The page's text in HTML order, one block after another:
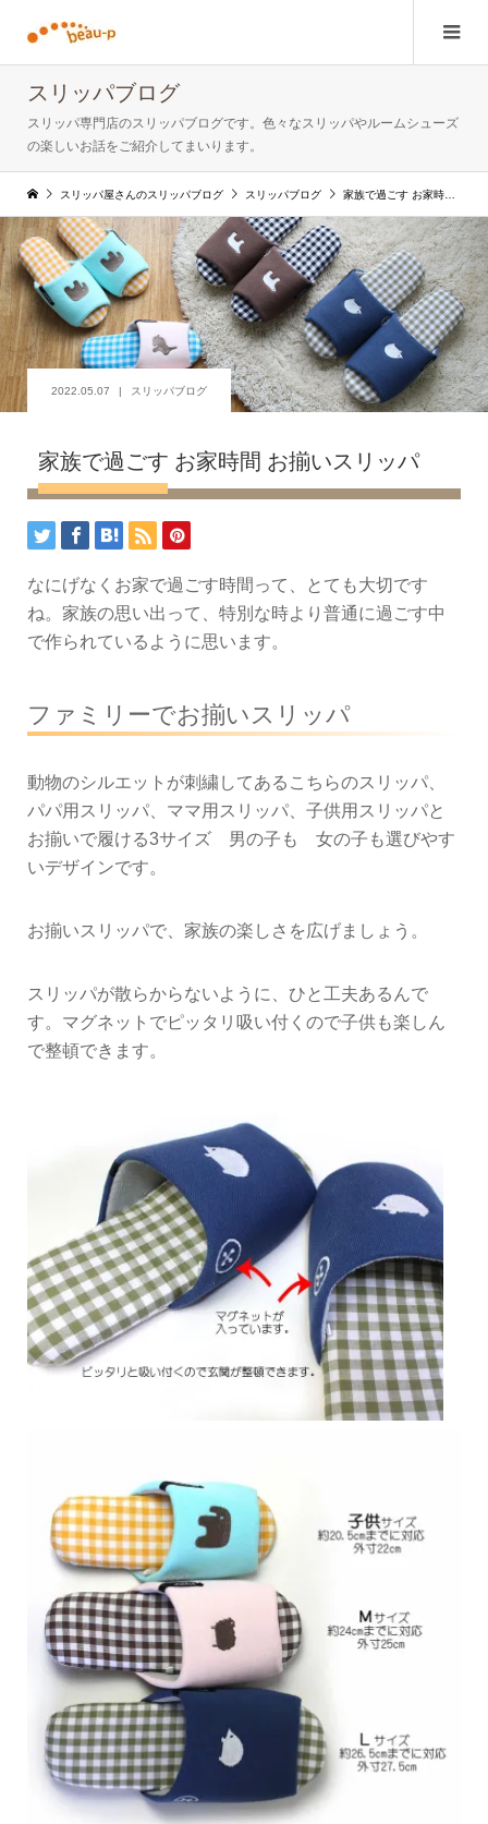
スリッパブログ
スリッパ専門店のスリッパブログです。色々なスリッパやルームシューズ
の楽しいお話をご紹介してまいります。
スリッパ屋さんのスリッパブログ スリッパブログ 家族で過ごす お家時間 お揃いスリッパ
2022.05.07 スリッパブログ
家族で過ごす お家時間 お揃いスリッパ
なにげなくお家で過ごす時間って、とても大切です
ね。家族の思い出って、特別な時より普通に過ごす中
で作られているように思います。
ファミリーでお揃いスリッパ
動物のシルエットが刺繍してあるこちらのスリッパ、
パパ用スリッパ、ママ用スリッパ、子供用スリッパと
お揃いで履ける3サイズ 男の子も 女の子も選びやす
いデザインです。
お揃いスリッパで、家族の楽しさを広げましょう。
スリッパが散らからないように、ひと工夫あるんで
す。マグネットでピッタリ吸い付くので子供も楽しん
で整頓できます。